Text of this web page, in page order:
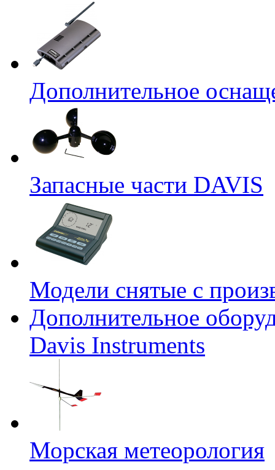
Дополнительное
Запасные части DAVIS
Модели снятые с
Дополнительное
Davis Instruments
Морская метеорология